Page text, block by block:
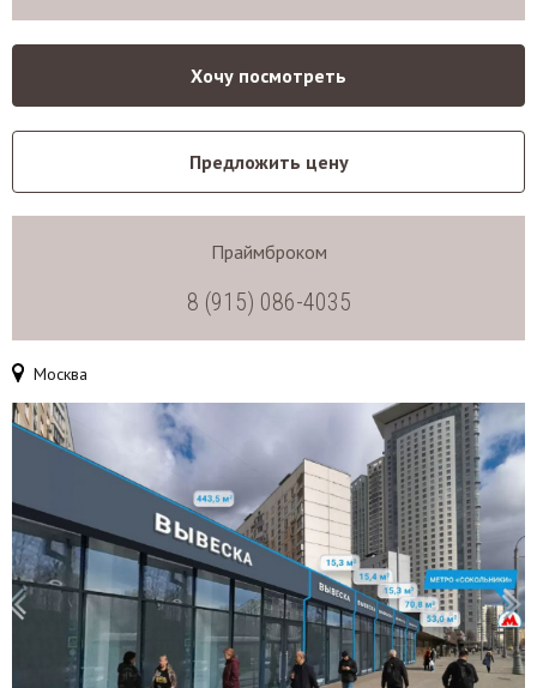
Хочу посмотреть
Предложить цену
Праймброком
8 (915) 086-4035
Москва